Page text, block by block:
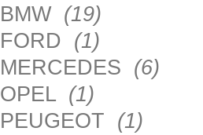
BMW (19)
FORD (1)
MERCEDES (6)
OPEL (1)
PEUGEOT (1)